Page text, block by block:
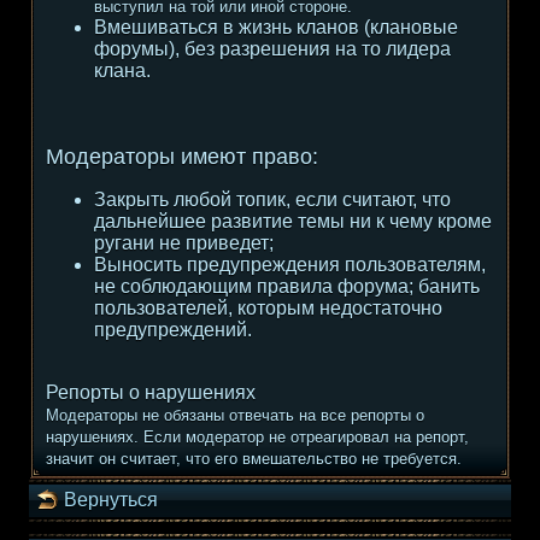
выступил на той или иной стороне.
Вмешиваться в жизнь кланов (клановые
форумы), без разрешения на то лидера
клана.
Модераторы имеют право:
Закрыть любой топик, если считают, что
дальнейшее развитие темы ни к чему кроме
ругани не приведет;
Выносить предупреждения пользователям,
не соблюдающим правила форума; банить
пользователей, которым недостаточно
предупреждений.
Репорты о нарушениях
Модераторы не обязаны отвечать на все репорты о
нарушениях. Если модератор не отреагировал на репорт,
значит он считает, что его вмешательство не требуется.
Вернуться